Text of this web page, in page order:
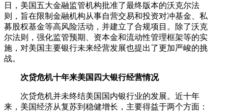
日，美国五大金融监管机构批准了最终版本的沃克尔法
则，旨在限制金融机构从事自营交易和投资对冲基金、私
募股权基金等高风险活动，并建立了合规项目。除了沃克
尔法则，强化监管预期、资本金和流动性管理框架等的实
施，对美国主要银行未来经营发展也提出了更加严峻的挑
战。
次贷危机十年来美国四大银行经营情况
次贷危机并未终结美国国内银行业的发展。近十年
来，美国经济从复苏到稳健增长，主要得益于两个方面：